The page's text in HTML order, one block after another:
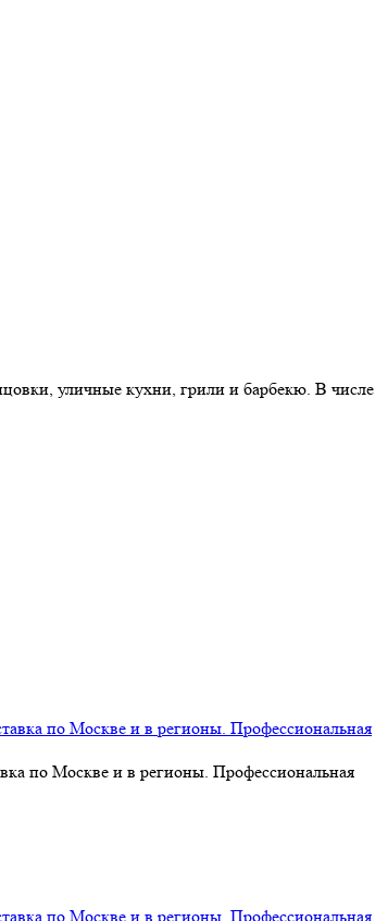
уличные кухни, грили и барбекю. В числе
по Москве и в регионы. Профессиональная